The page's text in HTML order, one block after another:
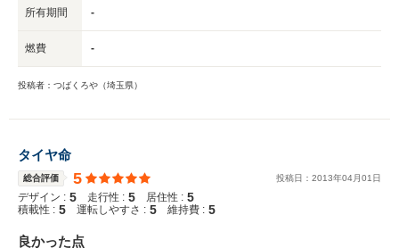
所有期間 -
燃費 -
投稿者：つばくろや（埼玉県）
タイヤ命
総合評価 5 投稿日： 2013年04月01 日
デザイン : 5 走行性 : 5 居住性 : 5
積載性 : 5 運転しやすさ : 5 維持費 : 5
良かった点